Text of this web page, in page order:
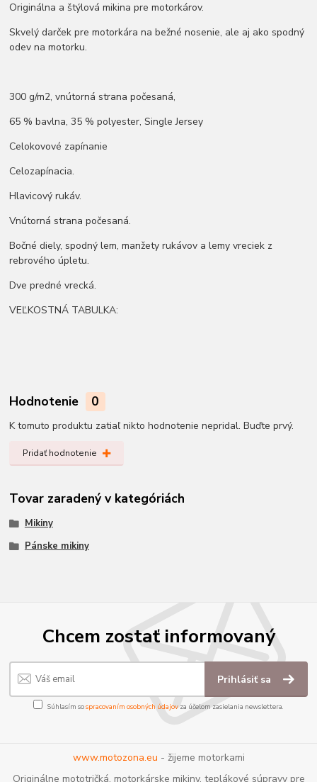
Originálna a štýlová mikina pre motorkárov.
Skvelý darček pre motorkára na bežné nosenie, ale aj ako spodný
odev na motorku.
300 g/m2, vnútorná strana počesaná,
65 % bavlna, 35 % polyester, Single Jersey
Celokovové zapínanie
Celozapínacia.
Hlavicový rukáv.
Vnútorná strana počesaná.
Bočné diely, spodný lem, manžety rukávov a lemy vreciek z
rebrového úpletu.
Dve predné vrecká.
VEĽKOSTNÁ TABULKA:
Hodnotenie 0
K tomuto produktu zatiaľ nikto hodnotenie nepridal. Buďte prvý.
Pridať hodnotenie
Tovar zaradený v kategóriách
Mikiny
Pánske mikiny
Chcem zostať informovaný
Prihlásiť sa
Súhlasím sospracovaním osobných údajov za účelom zasielania newslettera.
www.motozona.eu - žijeme motorkami
Originálne mototričká, motorkárske mikiny, teplákové súpravy pre